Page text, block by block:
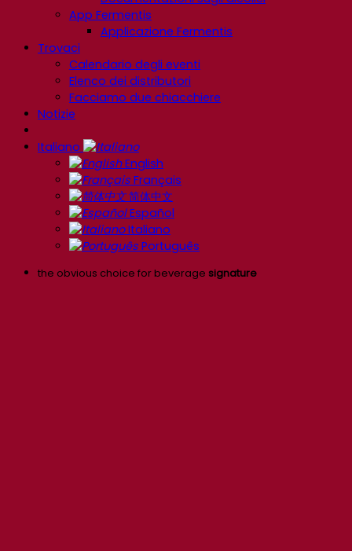
App Fermentis
Applicazione Fermentis
Trovaci
Calendario degli eventi
Elenco dei distributori
Facciamo due chiacchiere
Notizie
Italiano
English
Français
简体中文
Español
Italiano
Português
the obvious choice for beverage signature